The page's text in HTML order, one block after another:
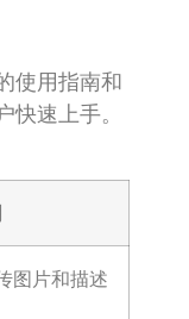
使用指南和
快速上手。
图片和描述